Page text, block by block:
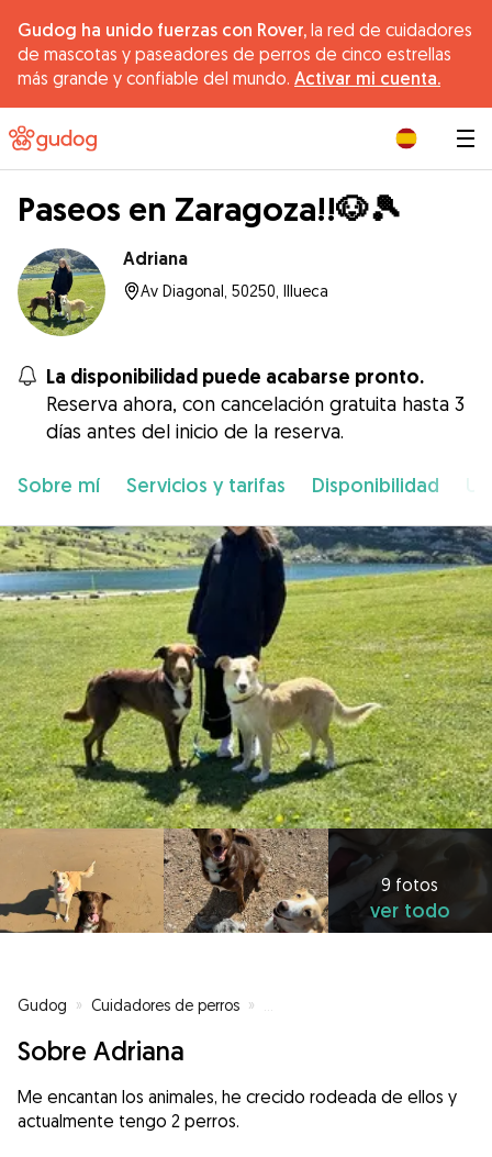
Gudog ha unido fuerzas con Rover, la red de cuidadores
de mascotas y paseadores de perros de cinco estrellas
más grande y confiable del mundo. Activar mi cuenta.
Paseos en Zaragoza!!🐶🎾
Adriana
Av Diagonal, 50250, Illueca
La disponibilidad puede acabarse pronto.
Reserva ahora, con cancelación gratuita hasta 3
días antes del inicio de la reserva.
Sobre mí Servicios y tarifas Disponibilidad
9 fotos
ver todo
Gudog » Cuidadores de perros »
Sobre Adriana
Me encantan los animales, he crecido rodeada de ellos y
actualmente tengo 2 perros.